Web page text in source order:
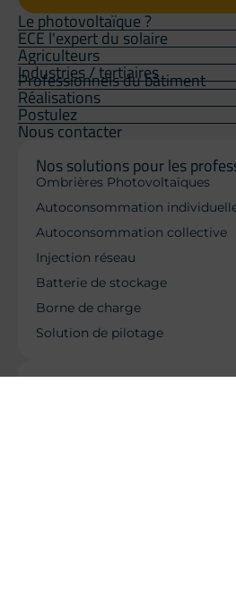
Le photovoltaïque ?
ECE l'expert du solaire
Agriculteurs
Industries / tertiaires
Professionnels du bâtiment
Réalisations
Postulez
Nous contacter
Nos solutions pour les
Ombrières Photovoltaïques
Autoconsommation
Autoconsommation collective
Injection réseau
Batterie de stockage
Borne de charge
Solution de pilotage
Nos services